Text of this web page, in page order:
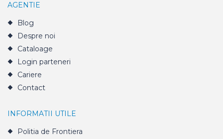
AGENTIE
Blog
Despre noi
Cataloage
Login parteneri
Cariere
Contact
INFORMATII UTILE
Politia de Frontiera